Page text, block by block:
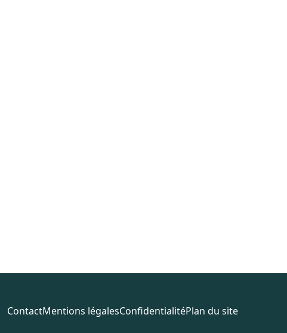
ContactMentions légalesConfidentialitéPlan du site